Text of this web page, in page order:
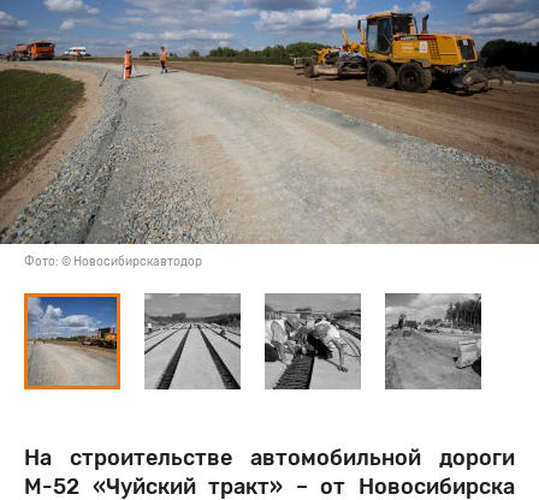
Фото: © Новосибирскавтодор
На строительстве автомобильной дороги
М-52 «Чуйский тракт» – от Новосибирска